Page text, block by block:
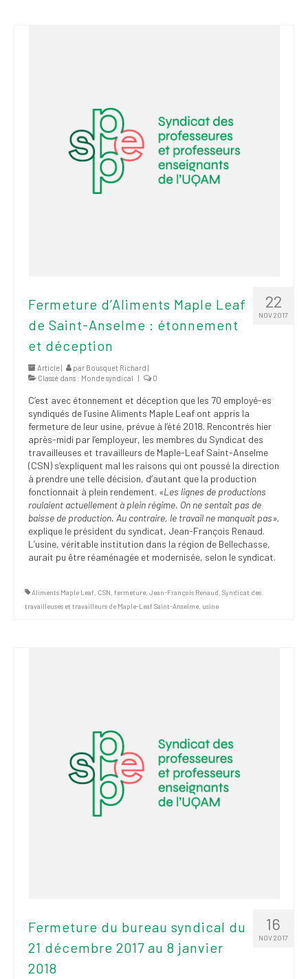
22
NOV 2017
Fermeture d’Aliments Maple Leaf
de Saint-Anselme : étonnement
et déception
Article | par Bousquet Richard |
Classé dans : Monde syndical | 0
C’est avec étonnement et déception que les 70 employé-es
syndiqués de l’usine Aliments Maple Leaf ont appris la
fermeture de leur usine, prévue à l’été 2018. Rencontrés hier
après-midi par l’employeur, les membres du Syndicat des
travailleuses et travailleurs de Maple-Leaf Saint-Anselme
(CSN) s’expliquent mal les raisons qui ont poussé la direction
à prendre une telle décision, d’autant que la production
fonctionnait à plein rendement. «Les lignes de productions
roulaient actuellement à plein régime. On ne sentait pas de
baisse de production. Au contraire, le travail ne manquait pas»,
explique le président du syndicat, Jean-François Renaud.
L’usine, véritable institution dans la région de Bellechasse,
aurait pu être réaménagée et modernisée, selon le syndicat.
Aliments Maple Leaf, CSN, fermeture, Jean-François Renaud, Syndicat des
travailleuses et travailleurs de Maple-Leaf Saint-Anselme, usine
16
NOV 2017
Fermeture du bureau syndical du
21 décembre 2017 au 8 janvier
2018